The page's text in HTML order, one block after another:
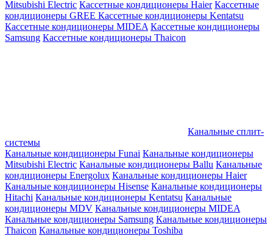
Mitsubishi Electric Кассетные кондиционеры Haier Кассетные
кондиционеры GREE Кассетные кондиционеры Kentatsu
Кассетные кондиционеры MIDEA Кассетные кондиционеры
Samsung Кассетные кондиционеры Thaicon
Канальные сплит-
системы
Канальные кондиционеры Funai Канальные кондиционеры
Mitsubishi Electric Канальные кондиционеры Ballu Канальные
кондиционеры Energolux Канальные кондиционеры Haier
Канальные кондиционеры Hisense Канальные кондиционеры
Hitachi Канальные кондиционеры Kentatsu Канальные
кондиционеры MDV Канальные кондиционеры MIDEA
Канальные кондиционеры Samsung Канальные кондиционеры
Thaicon Канальные кондиционеры Toshiba